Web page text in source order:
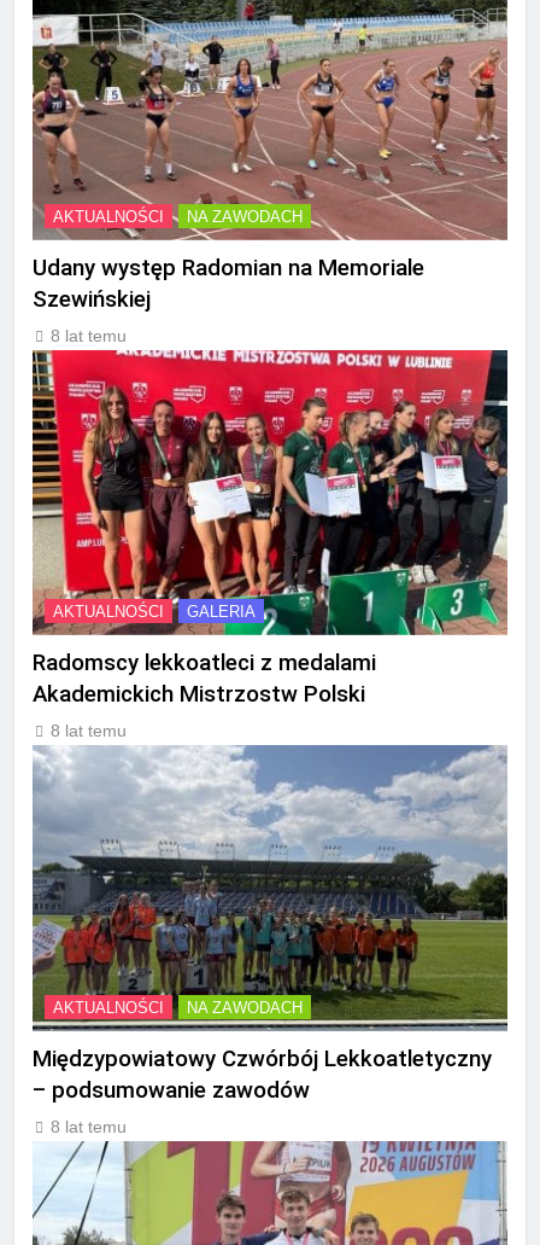
AKTUALNOŚCI NA ZAWODACH
Udany występ Radomian na Memoriale
Szewińskiej
8 lat temu
AKTUALNOŚCI GALERIA
Radomscy lekkoatleci z medalami
Akademickich Mistrzostw Polski
8 lat temu
AKTUALNOŚCI NA ZAWODACH
Międzypowiatowy Czwórbój Lekkoatletyczny
– podsumowanie zawodów
8 lat temu